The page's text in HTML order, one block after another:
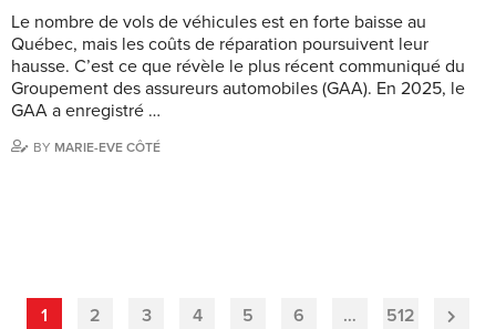
Le nombre de vols de véhicules est en forte baisse au
Québec, mais les coûts de réparation poursuivent leur
hausse. C’est ce que révèle le plus récent communiqué du
Groupement des assureurs automobiles (GAA). En 2025, le
GAA a enregistré …
BY MARIE-EVE CÔTÉ
1 2 3 4 5 6 … 512